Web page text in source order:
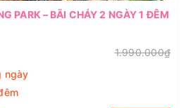
PARK – BÃI CHÁY 2 NGÀY 1 ĐÊM
1.990.000₫
ngày